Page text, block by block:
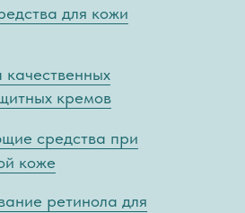
ретинола для
средства при
коже
кремов
для кожи